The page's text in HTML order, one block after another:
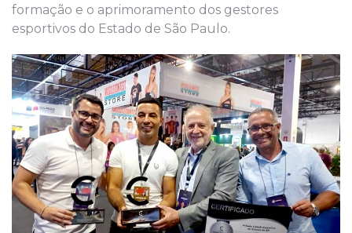
formação e o aprimoramento dos gestores
esportivos do Estado de São Paulo.